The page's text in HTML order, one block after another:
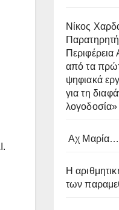
Νίκος
Περιφέρεια
από τα
ψηφιακά
για τη
λογοδοσία»
Αχ Μαρία…
Η
των